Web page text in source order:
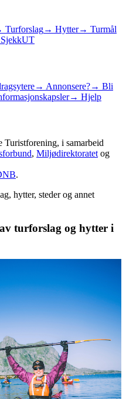
Turforslag→ Hytter→ Turmål
→ Annonsere?→ Bli
→ Hjelp
Turistforening, i samarbeid
, Miljødirektoratet og
.
hytter, steder og annet
turforslag og hytter i